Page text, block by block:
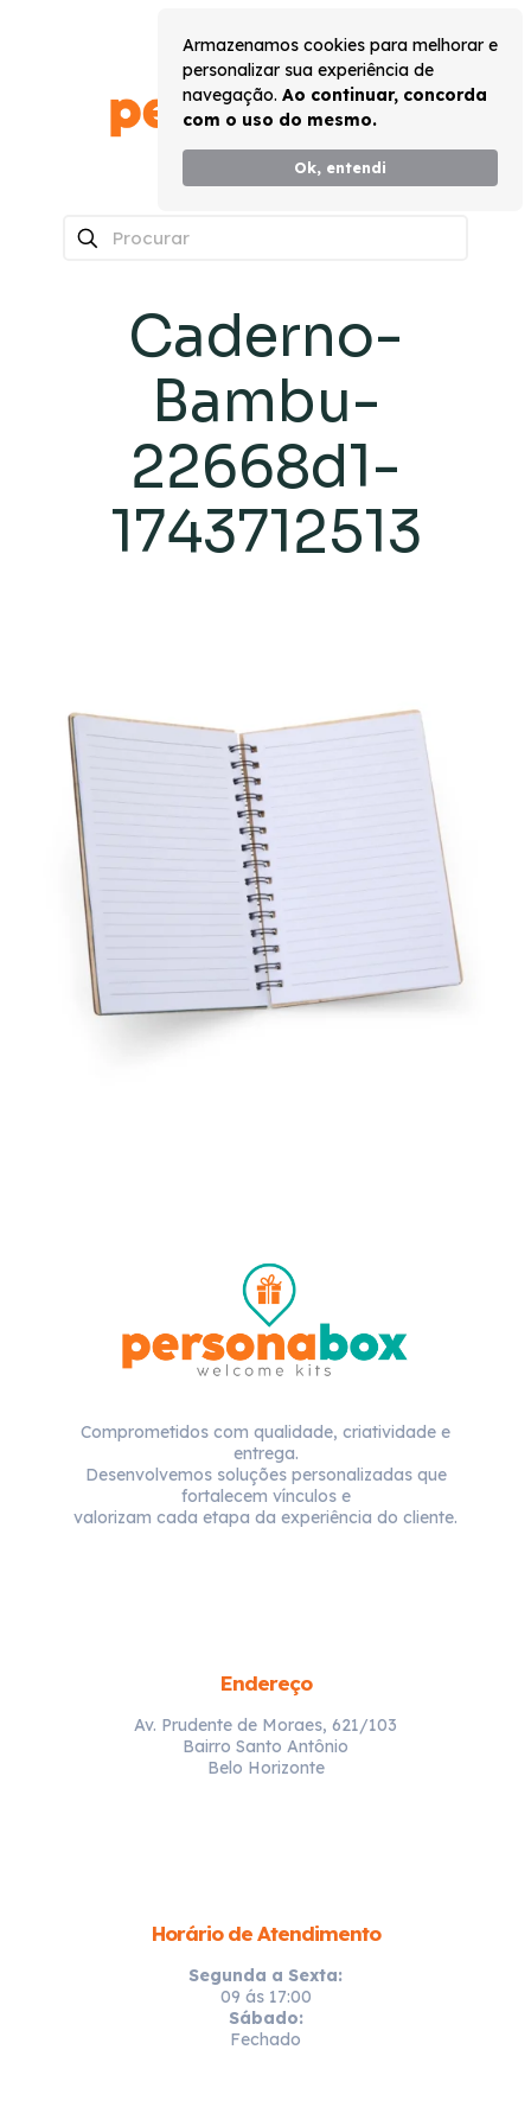
Armazenamos cookies para melhorar e
personalizar sua experiência de
navegação. Ao continuar, concorda
com o uso do mesmo.
Ok, entendi
Caderno-
Bambu-
22668d1-
1743712513
Comprometidos com qualidade, criatividade e
entrega.
Desenvolvemos soluções personalizadas que
fortalecem vínculos e
valorizam cada etapa da experiência do cliente.
Endereço
Av. Prudente de Moraes, 621/103
Bairro Santo Antônio
Belo Horizonte
Horário de Atendimento
Segunda a Sexta:
09 ás 17:00
Sábado:
Fechado